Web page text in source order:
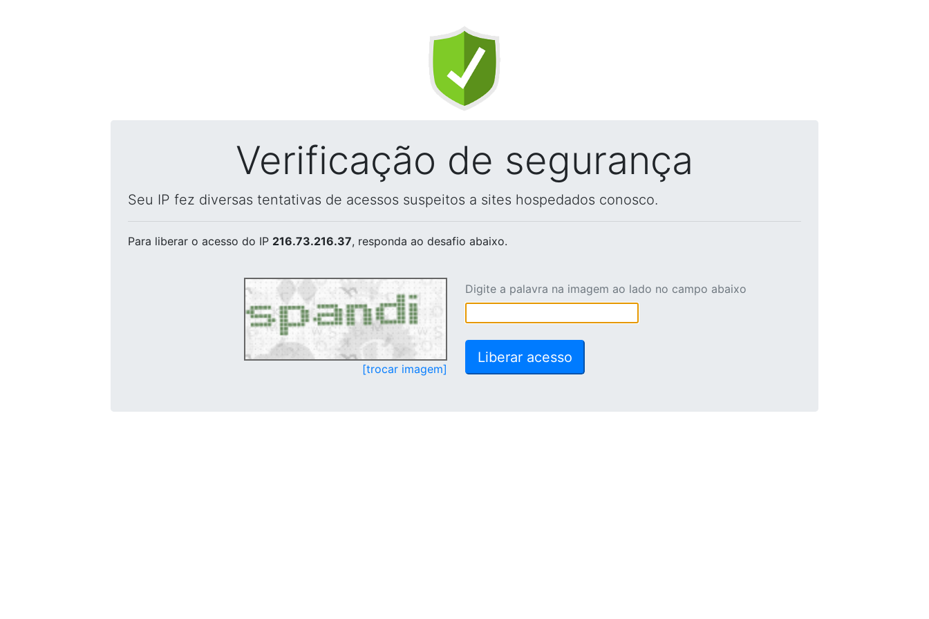
Verificação de segurança
Seu IP fez diversas tentativas de acessos suspeitos a sites hospedados conosco.
Para liberar o acesso do IP 216.73.216.37, responda ao desafio abaixo.
[trocar imagem]
Digite a palavra na imagem ao lado no campo abaixo